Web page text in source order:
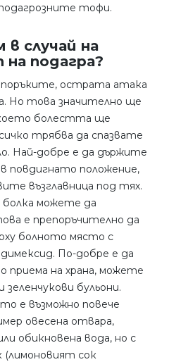
тофи.
в случай на
подагра?
острата атака
Но това значително ще
болестта ще
трябва да спазвате
Най-добре е да държите
повдигнато положение,
възглавница под тях.
болка можете да
е препоръчително да
болното място с
По-добре е да
приема на храна, можете
бульони.
е възможно повече
овесена отвара,
обикновена вода, но с
(лимоновият сок